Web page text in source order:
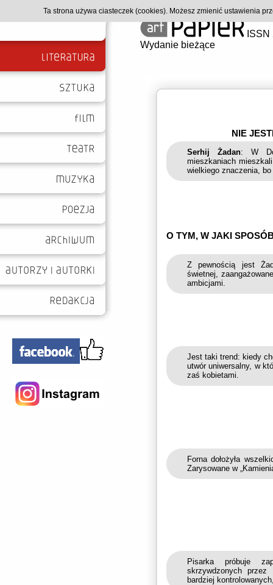
Wydanie bieżące
NIE
Serhij Żadan: W
mieszkaniach
wielkiego znaczenia,
O TYM, W JAKI
Z pewnością jest
świetnej,
ambicjami.
Jest taki trend: kiedy
utwór uniwersalny, w
zaś kobietami.
Forna dołożyła
Zarysowane w
Pisarka próbuje
skrzywdzonych
bardziej
Ta strona używa ciasteczek (cookies). Możesz zmienić ustawienia